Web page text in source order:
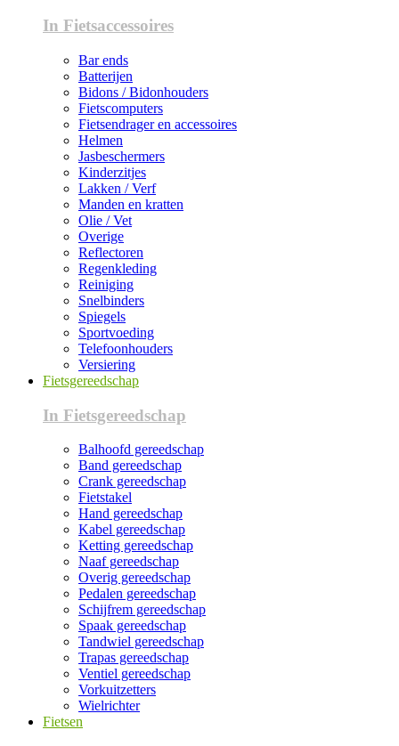
In Fietsaccessoires
Bar ends
Batterijen
Bidons / Bidonhouders
Fietscomputers
Fietsendrager en accessoires
Helmen
Jasbeschermers
Kinderzitjes
Lakken / Verf
Manden en kratten
Olie / Vet
Overige
Reflectoren
Regenkleding
Reiniging
Snelbinders
Spiegels
Sportvoeding
Telefoonhouders
Versiering
Fietsgereedschap
In Fietsgereedschap
Balhoofd gereedschap
Band gereedschap
Crank gereedschap
Fietstakel
Hand gereedschap
Kabel gereedschap
Ketting gereedschap
Naaf gereedschap
Overig gereedschap
Pedalen gereedschap
Schijfrem gereedschap
Spaak gereedschap
Tandwiel gereedschap
Trapas gereedschap
Ventiel gereedschap
Vorkuitzetters
Wielrichter
Fietsen